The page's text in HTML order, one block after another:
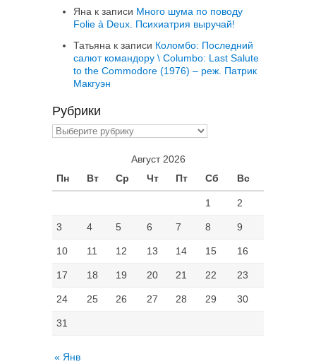
Яна к записи Много шума по поводу
Folie à Deux. Психиатрия выручай!
Татьяна к записи Коломбо: Последний
салют командору \ Columbo: Last Salute
to the Commodore (1976) – реж. Патрик
Макгуэн
Рубрики
Рубрики
Август 2026
Пн
Вт Ср Чт Пт Сб Вс
1 2
3 4 5 6 7 8 9
10 11 12 13 14 15 16
17 18 19 20 21 22 23
24 25 26 27 28 29 30
31
« Янв